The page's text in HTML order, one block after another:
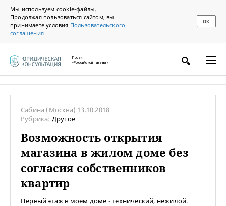
Мы используем cookie-файлы.
Продолжая пользоваться сайтом, вы
принимаете условия Пользовательского
соглашения
ОК
Проект
«Российской газеты»
Сабина (Москва) 13.10.2018
Рубрика: Другое
Возможность открытия
магазина в жилом доме без
согласия собственников
квартир
Первый этаж в моем доме - технический, нежилой.